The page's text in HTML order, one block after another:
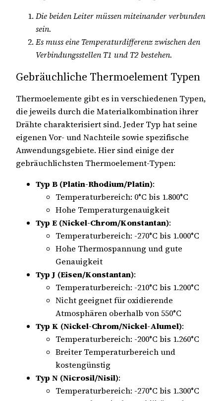
Die beiden Leiter müssen miteinander verbunden
sein.
Es muss eine Temperaturdifferenz zwischen den
Verbindungsstellen T1 und T2 bestehen.
Gebräuchliche Thermoelement Typen
Thermoelemente gibt es in verschiedenen Typen,
die jeweils durch die Materialkombination ihrer
Drähte charakterisiert sind. Jeder Typ hat seine
eigenen Vor- und Nachteile sowie spezifische
Anwendungsgebiete. Hier sind einige der
gebräuchlichsten Thermoelement-Typen:
Typ B (Platin-Rhodium/Platin):
Temperaturbereich: 0°C bis 1.800°C
Hohe Temperaturgenauigkeit
Typ E (Nickel-Chrom/Konstantan):
Temperaturbereich: -270°C bis 1.000°C
Hohe Thermospannung und gute
Genauigkeit
Typ J (Eisen/Konstantan):
Temperaturbereich: -210°C bis 1.200°C
Nicht geeignet für oxidierende
Atmosphären oberhalb von 550°C
Typ K (Nickel-Chrom/Nickel-Alumel):
Temperaturbereich: -200°C bis 1.260°C
Breiter Temperaturbereich und
kostengünstig
Typ N (Nicrosil/Nisil):
Temperaturbereich: -270°C bis 1.300°C